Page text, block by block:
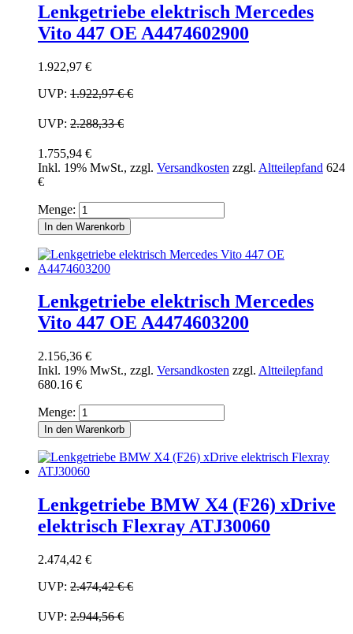
Lenkgetriebe elektrisch Mercedes
Vito 447 OE A4474602900
1.922,97 €
UVP: 1.922,97 €€
UVP: 2.288,33 €
1.755,94 €
Inkl. 19% MwSt., zzgl. Versandkosten zzgl. Altteilepfand 624
€
Menge:
In den Warenkorb
Lenkgetriebe elektrisch Mercedes
Vito 447 OE A4474603200
2.156,36 €
Inkl. 19% MwSt., zzgl. Versandkosten zzgl. Altteilepfand
680.16 €
Menge:
In den Warenkorb
Lenkgetriebe BMW X4 (F26) xDrive
elektrisch Flexray ATJ30060
2.474,42 €
UVP: 2.474,42 €€
UVP: 2.944,56 €